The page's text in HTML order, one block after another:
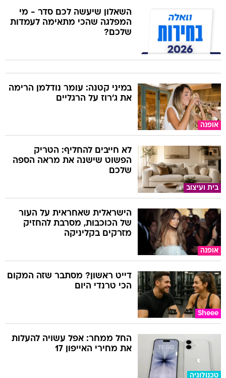
השאלון שיעשה לכם סדר - מי
המפלגה שהכי מתאימה לעמדות
שלכם?
אופנה
במיני קטנה: עומר נודלמן הרימה
את ג'רוז על הרגליים
בית ועיצוב
לא חייבים להחליף: הטריק
הפשוט שישנה את מראה הספה
שלכם
אופנה
הישראלית שאחראית על העור
של הכוכבות, מסרבת להחזיק
מזרקים בקליניקה
Sheee
דייט ראשון? מסתבר שזה המקום
הכי טרנדי היום
טכנולוגיה
החל ממחר: אפל עשויה להעלות
את מחירי האייפון 17